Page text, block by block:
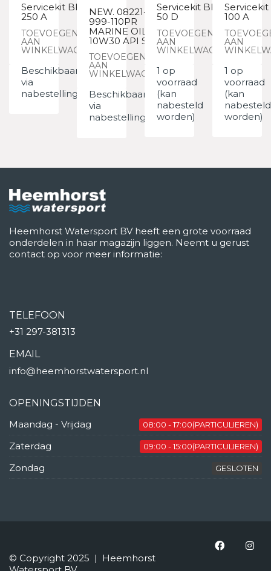
Servicekit BF
250 A
TOEVOEGEN
AAN
WINKELWAGEN
Beschikbaar
via
nabestelling
NEW. 08221-
999-110PR
MARINE OIL
10W30 API SJ
TOEVOEGEN
AAN
WINKELWAGEN
Beschikbaar
via
nabestelling
Servicekit BF
50 D
TOEVOEGEN
AAN
WINKELWAGEN
1 op
voorraad
(kan
nabesteld
worden)
Servicekit
100 A
AAN
1 op
voorraad
(kan
nabesteld
worden)
Heemhorst Watersport BV heeft een grote voorraad
onderdelen in haar magazijn liggen. Neemt u gerust
contact op voor meer informatie:
TELEFOON
+31 297-381313
EMAIL
info@heemhorstwatersport.nl
OPENINGSTIJDEN
Maandag - Vrijdag
08:00 - 17:00(PARTICULIEREN)
Zaterdag 09:00 - 15:00(PARTICULIEREN)
Zondag GESLOTEN
© Copyright 2025 | Heemhorst